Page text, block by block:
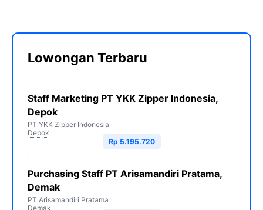
Lowongan Terbaru
Staff Marketing PT YKK Zipper Indonesia,
Depok
PT YKK Zipper Indonesia
Depok
Rp 5.195.720
Purchasing Staff PT Arisamandiri Pratama,
Demak
PT Arisamandiri Pratama
Demak